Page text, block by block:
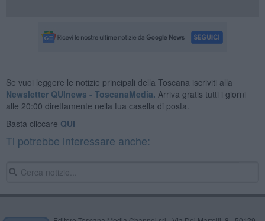
Se vuoi leggere le notizie principali della Toscana iscriviti alla
Newsletter QUInews - ToscanaMedia. Arriva gratis tutti i giorni
alle 20:00 direttamente nella tua casella di posta.
Basta cliccare QUI
Ti potrebbe interessare anche: